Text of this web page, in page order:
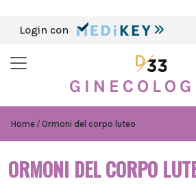
Login con
Home Ormoni del corpo luteo
ORMONI DEL CORPO